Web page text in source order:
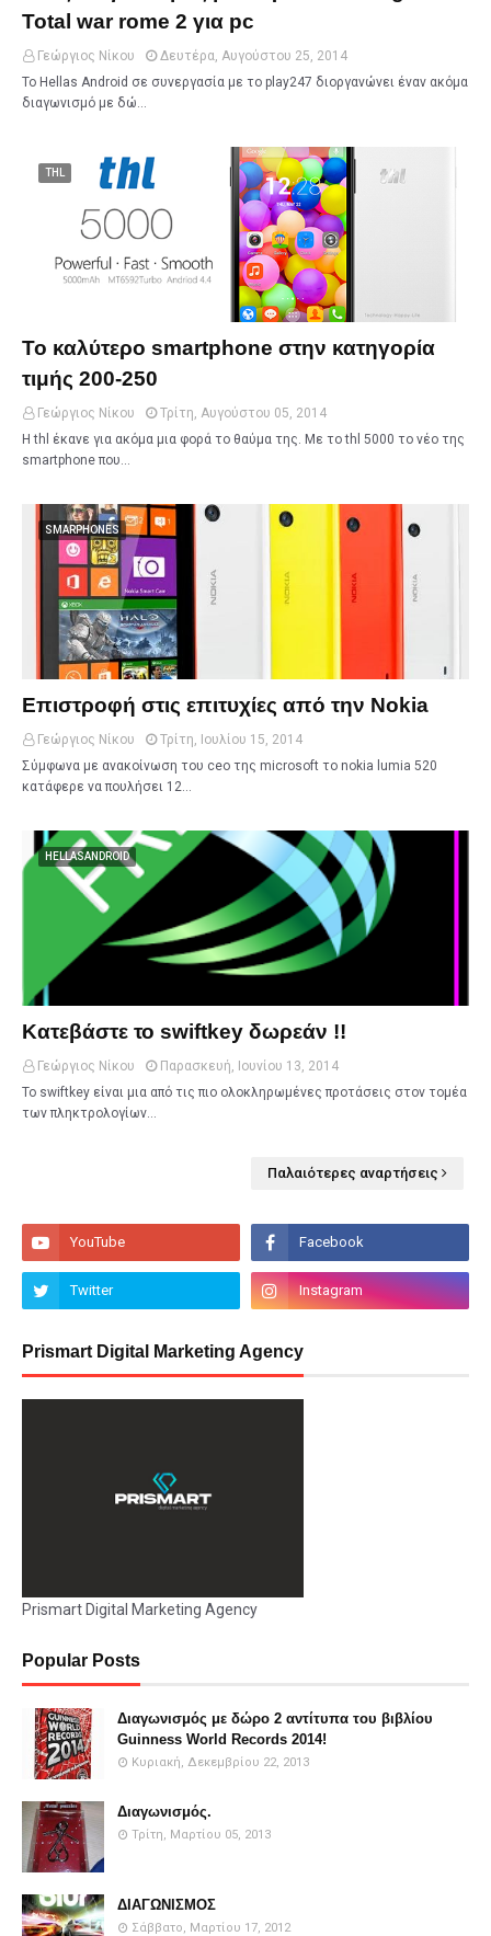
Total war rome 2 για pc
Γεώργιος Νίκου
Δευτέρα, Αυγούστου 25, 2014
Το Hellas Android σε συνεργασία με το play247 διοργανώνει έναν ακόμα
διαγωνισμό με δώ…
THL
Το καλύτερο smartphone στην κατηγορία
τιμής 200-250
Γεώργιος Νίκου
Τρίτη, Αυγούστου 05, 2014
Η thl έκανε για ακόμα μια φορά το θαύμα της. Με το thl 5000 το νέο της
smartphone που…
SMARPHONES
Επιστροφή στις επιτυχίες από την Nokia
Γεώργιος Νίκου
Τρίτη, Ιουλίου 15, 2014
Σύμφωνα με ανακοίνωση του ceo της microsoft το nokia lumia 520
κατάφερε να πουλήσει 12…
HELLASANDROID
Κατεβάστε το swiftkey δωρεάν !!
Γεώργιος Νίκου
Παρασκευή, Ιουνίου 13, 2014
Το swiftkey είναι μια από τις πιο ολοκληρωμένες προτάσεις στον τομέα
των πληκτρολογίων…
Παλαιότερες αναρτήσεις
Prismart Digital Marketing Agency
Prismart Digital Marketing Agency
Popular Posts
Διαγωνισμός με δώρο 2 αντίτυπα του βιβλίου
Guinness World Records 2014!
Κυριακή, Δεκεμβρίου 22, 2013
Διαγωνισμός.
Τρίτη, Μαρτίου 05, 2013
ΔΙΑΓΩΝΙΣΜΟΣ
Σάββατο, Μαρτίου 17, 2012